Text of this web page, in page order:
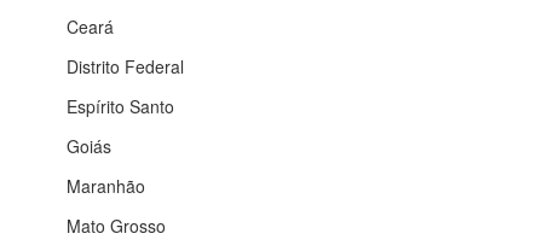
Ceará
Distrito Federal
Espírito Santo
Goiás
Maranhão
Mato Grosso